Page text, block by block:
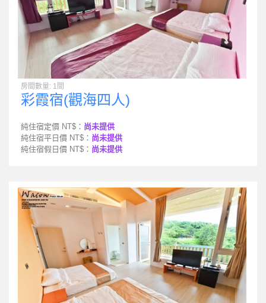
房間數量: 1間
彩霞宿(觀海四人)
純住宿定價 NT$： 尚未提供
純住宿平日價 NT$： 尚未提供
純住宿假日價 NT$： 尚未提供